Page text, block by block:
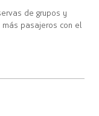
de grupos y
pasajeros con el